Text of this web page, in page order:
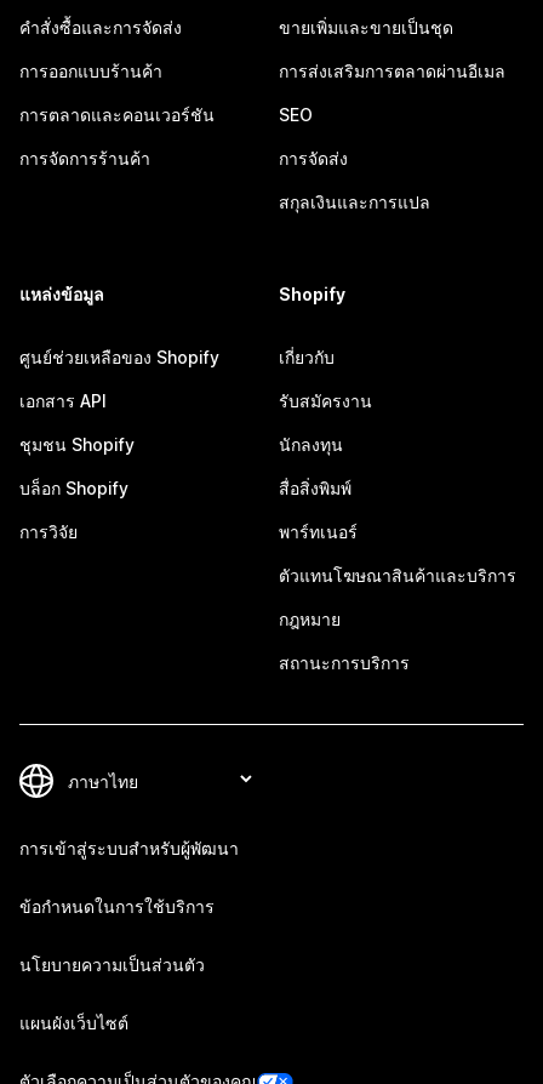
คำสั่งซื้อและการจัดส่ง
การออกแบบร้านค้า
การตลาดและคอนเวอร์ชัน
การจัดการร้านค้า
ขายเพิ่มและขายเป็นชุด
การส่งเสริมการตลาดผ่านอีเมล
SEO
การจัดส่ง
สกุลเงินและการแปล
แหล่งข้อมูล
ศูนย์ช่วยเหลือของ Shopify
เอกสาร API
ชุมชน Shopify
บล็อก Shopify
การวิจัย
Shopify
เกี่ยวกับ
รับสมัครงาน
นักลงทุน
สื่อสิ่งพิมพ์
พาร์ทเนอร์
ตัวแทนโฆษณาสินค้าและบริการ
กฎหมาย
สถานะการบริการ
การเข้าสู่ระบบสำหรับผู้พัฒนา
ข้อกำหนดในการใช้บริการ
นโยบายความเป็นส่วนตัว
แผนผังเว็บไซต์